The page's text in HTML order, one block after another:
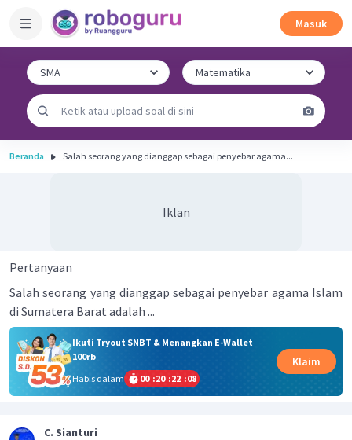
Masuk
Beranda Salah seorang yang dianggap sebagai penyebar agama...
Iklan
Pertanyaan
Salah seorang yang dianggap sebagai penyebar agama Islam
di Sumatera Barat adalah ...
Ikuti Tryout SNBT & Menangkan E-Wallet
100rb
Habis dalam
00 :20 :22 :08
Klaim
C. Sianturi